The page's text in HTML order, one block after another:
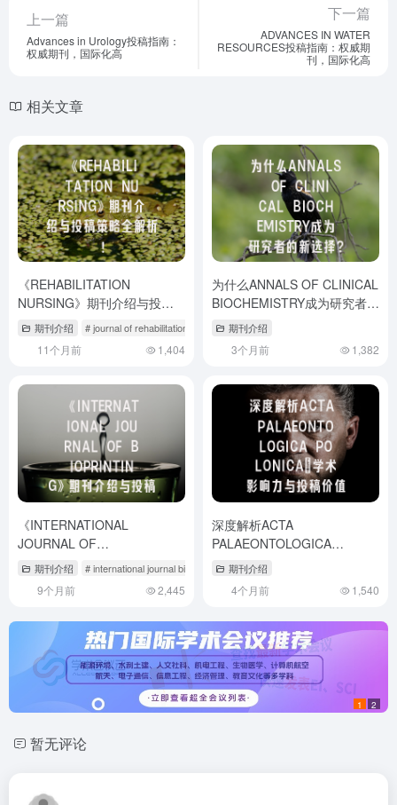
上一篇
Advances in Urology投稿指南：
权威期刊，国际化高
下一篇
ADVANCES IN WATER
RESOURCES投稿指南：权威期
刊，国际化高
相关文章
《REHABILITATION
NURSING》期刊介绍与投稿
策略全解析！
期刊介绍 # journal of rehabilitation # respiration期刊
11个月前 1,404
为什么ANNALS OF CLINICAL
BIOCHEMISTRY成为研究者的
新选择？
期刊介绍
3个月前 1,382
《INTERNATIONAL
JOURNAL OF
BIOPRINTING》期刊介绍与投
稿策略,international journal of
biomedical
期刊介绍 # international journal biological # international journal of
9个月前 2,445
深度解析ACTA
PALAEONTOLOGICA
POLONICA：学术影响力与投
稿价值
期刊介绍
4个月前 1,540
1 2
暂无评论